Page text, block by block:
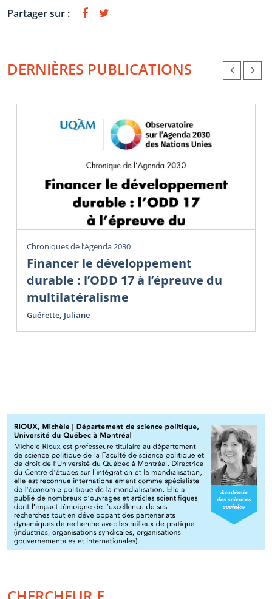
Partager sur :
DERNIÈRES PUBLICATIONS
Chroniques de l’Agenda 2030
Financer le développement
durable : l’ODD 17 à l’épreuve du
multilatéralisme
Guérette, Juliane